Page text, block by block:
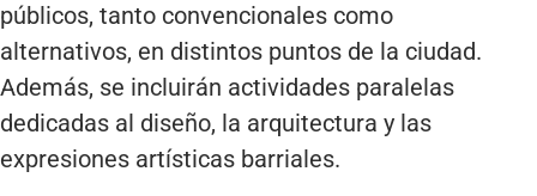
públicos, tanto convencionales como
alternativos, en distintos puntos de la ciudad.
Además, se incluirán actividades paralelas
dedicadas al diseño, la arquitectura y las
expresiones artísticas barriales.